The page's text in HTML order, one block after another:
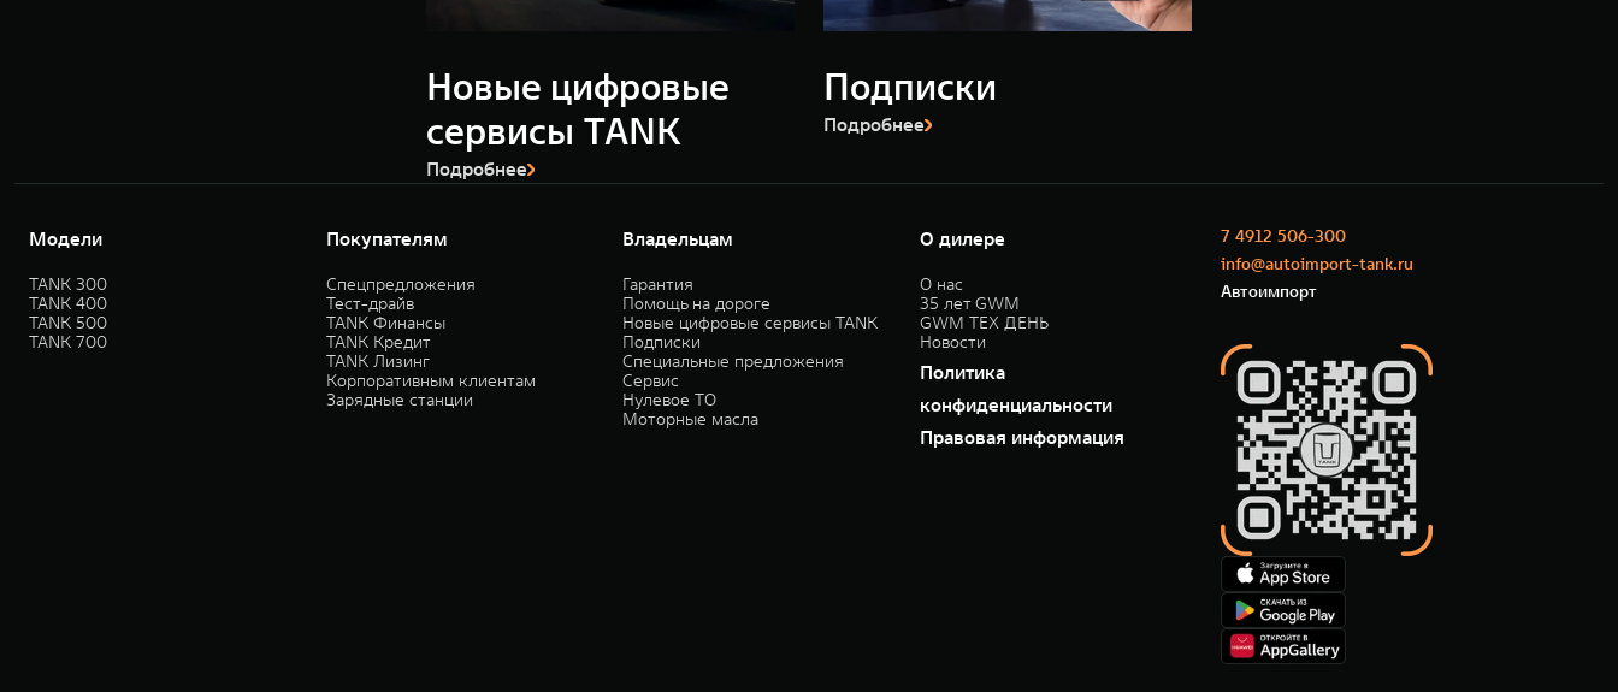
Новые цифровые
сервисы TANK
Подробнее
Подписки
Подробнее
Модели
TANK 300
TANK 400
TANK 500
TANK 700
Покупателям
Спецпредложения
Тест-драйв
TANK Финансы
TANK Кредит
TANK Лизинг
Корпоративным клиентам
Зарядные станции
Владельцам
Гарантия
Помощь на дороге
Новые цифровые сервисы TANK
Подписки
Специальные предложения
Сервис
Нулевое ТО
Моторные масла
О дилере
О нас
35 лет GWM
GWM ТЕХ ДЕНЬ
Новости
Политика
конфиденциальности
Правовая информация
7 4912 506-300
info@autoimport-tank.ru
Автоимпорт